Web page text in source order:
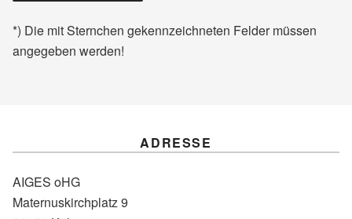
*) Die mit Sternchen gekennzeichneten Felder müssen
angegeben werden!
ADRESSE
AIGES oHG
Maternuskirchplatz 9